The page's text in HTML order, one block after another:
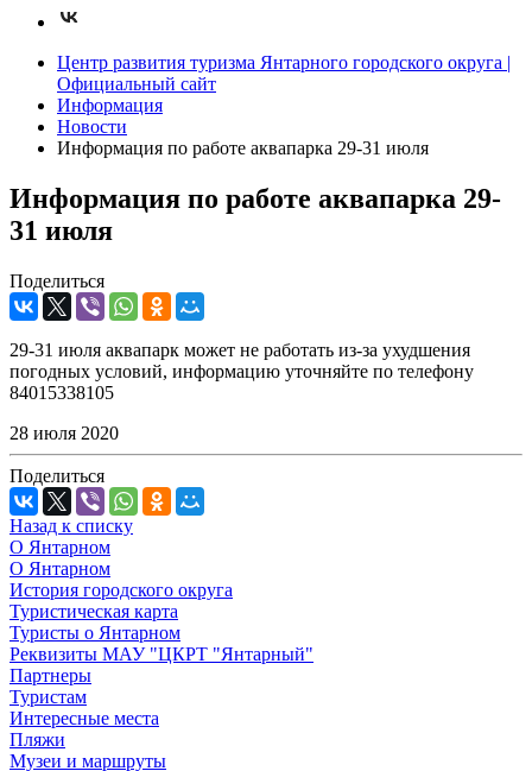
Центр развития туризма Янтарного городского округа |
Официальный сайт
Информация
Новости
Информация по работе аквапарка 29-31 июля
Информация по работе аквапарка 29-
31 июля
Поделиться
29-31 июля аквапарк может не работать из-за ухудшения
погодных условий, информацию уточняйте по телефону
84015338105
28 июля 2020
Поделиться
Назад к списку
О Янтарном
О Янтарном
История городского округа
Туристическая карта
Туристы о Янтарном
Реквизиты МАУ "ЦКРТ "Янтарный"
Партнеры
Туристам
Интересные места
Пляжи
Музеи и маршруты